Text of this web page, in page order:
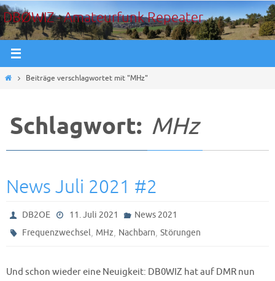
Zum
Inhalt
springen
DBØWIZ - Amateurfunk Repeater
StartBeiträge verschlagwortet mit "MHz"
Schlagwort: MHz
News Juli 2021 #2
DB2OE 11. Juli 2021
News 2021
Frequenzwechsel, MHz, Nachbarn,Störungen
Und schon wieder eine Neuigkeit: DB0WIZ hat auf DMR nun